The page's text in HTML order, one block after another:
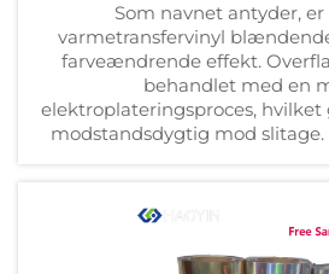
Som navnet antyder,
varmetransfervinyl
farveændrende effekt.
behandlet med en
elektroplateringsproces, hvilket
modstandsdygtig mod slitage.